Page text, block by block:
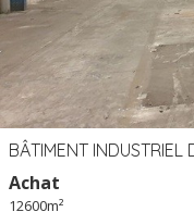
BÂTIMENT INDUSTRIEL
Achat
12600m²